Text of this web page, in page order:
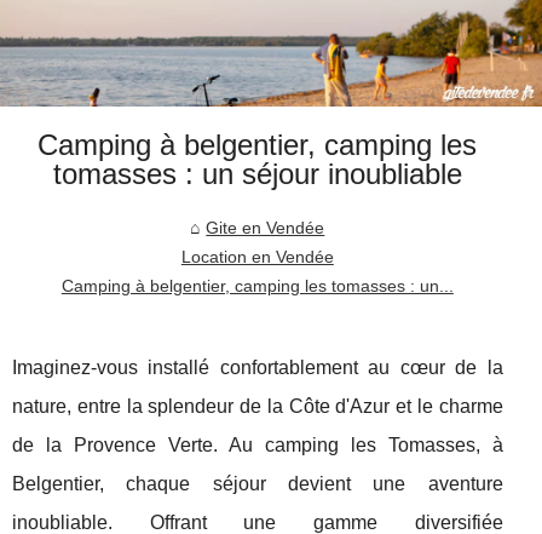
Camping à belgentier, camping les
tomasses : un séjour inoubliable
Gite en Vendée
Location en Vendée
Camping à belgentier, camping les tomasses : un...
Imaginez-vous installé confortablement au cœur de la
nature, entre la splendeur de la Côte d'Azur et le charme
de la Provence Verte. Au camping les Tomasses, à
Belgentier, chaque séjour devient une aventure
inoubliable. Offrant une gamme diversifiée